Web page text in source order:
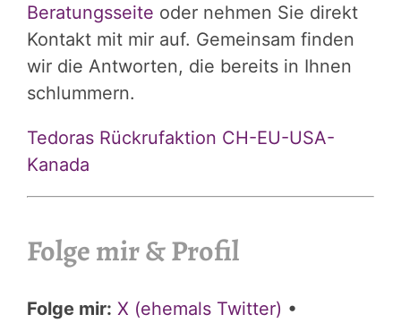
Beratungsseite oder nehmen Sie direkt
Kontakt mit mir auf. Gemeinsam finden
wir die Antworten, die bereits in Ihnen
schlummern.
Tedoras Rückrufaktion CH-EU-USA-
Kanada
Folge mir & Profil
Folge mir: X (ehemals Twitter) •